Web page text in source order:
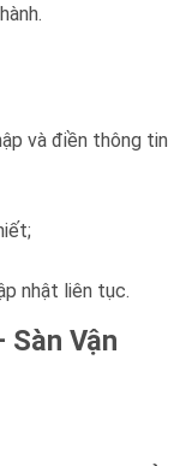
và điền thông tin
nhật liên tục.
Vận